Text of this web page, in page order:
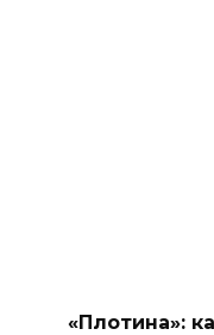
«Плотина»: